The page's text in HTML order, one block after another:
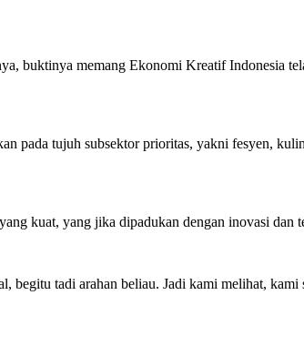
buktinya memang Ekonomi Kreatif Indonesia
pada tujuh subsektor prioritas, yakni fesyen,
kuat, yang jika dipadukan dengan inovasi
begitu tadi arahan beliau. Jadi kami melihat,